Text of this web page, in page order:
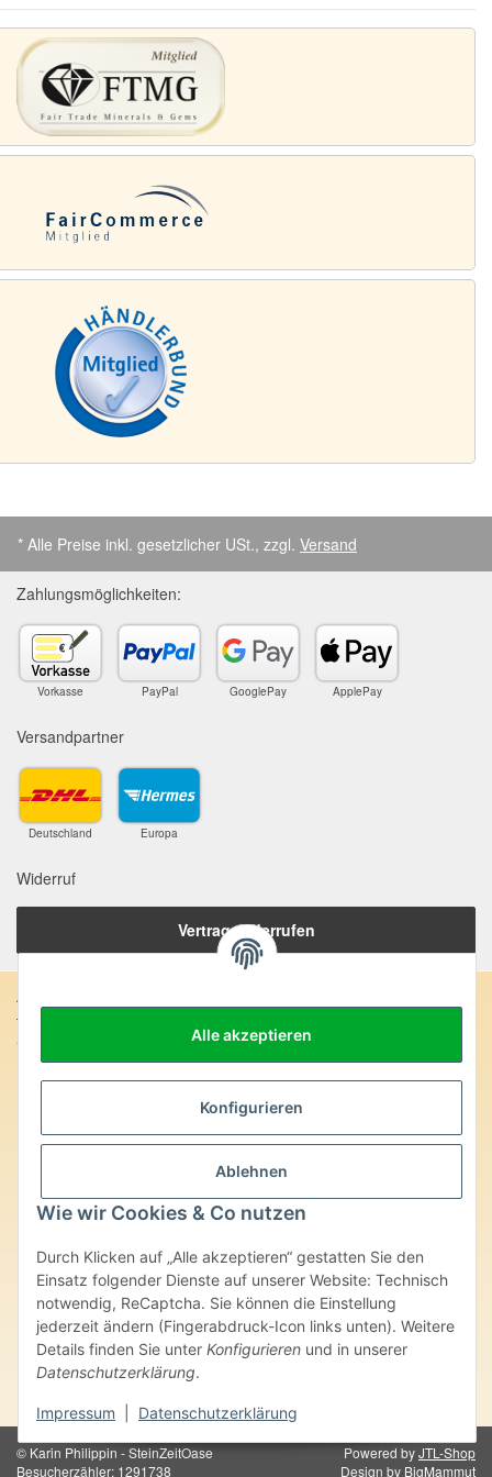
Alle akzeptieren
Konfigurieren
Ablehnen
Wie wir Cookies & Co nutzen
Durch Klicken auf „Alle akzeptieren“ gestatten Sie den
Einsatz folgender Dienste auf unserer Website: Technisch
notwendig, ReCaptcha. Sie können die Einstellung
jederzeit ändern (Fingerabdruck-Icon links unten). Weitere
Details finden Sie unter Konfigurieren und in unserer
Datenschutzerklärung.
Impressum Datenschutzerklärung
* Alle Preise inkl. gesetzlicher USt., zzgl. Versand
Zahlungsmöglichkeiten:
Vorkasse PayPal GooglePay ApplePay
Versandpartner
Deutschland Europa
Widerruf
Vertrag widerrufen
Anschrift:
SteinZeitOase
Frau Karin Philippin
Uhlandstr. 7
Heilversprechen:
Edelsteine und Mineralien werden im esoterischen Bereich
besondere Kräfte und Eigenschaften zugeordnet. Wir weisen
ausdrücklich darauf hin, dass alle gemachten Aussagen bzgl.
Produkte im Internet, Prospekten oder dem Vertragspartner
überlassenen Unterlagen bisher weder medizinisch anerkannt oder
wissenschaftlich nachweisbar sind. Die gemachten Angaben
beruhen ausschließlich auf Überlieferungen und langjähriger
Erfahrung. Unsere Produkte ersetzen nie den Besuch beim Arzt
oder Heilpraktiker und sind auch kein Medikamentenersatz. Auch
stellen unsere Angaben im ärztlichen Sinne keine Diagnose- oder
Therapieform dar.
© Karin Philippin - SteinZeitOase
Besucherzähler: 1291738
Powered byJTL-Shop
Design by BigMammut